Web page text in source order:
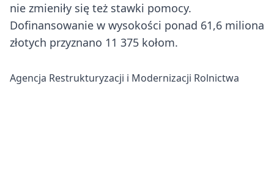
nie zmieniły się też stawki pomocy.
Dofinansowanie w wysokości ponad 61,6 miliona
złotych przyznano 11 375 kołom.
Agencja Restrukturyzacji i Modernizacji Rolnictwa